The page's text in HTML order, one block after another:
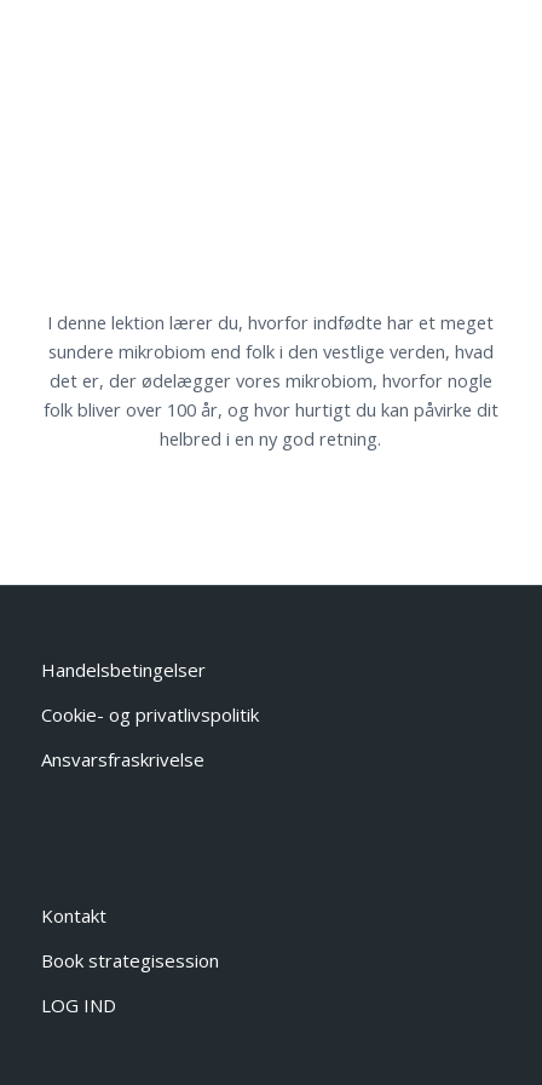
I denne lektion lærer du, hvorfor indfødte har et meget
sundere mikrobiom end folk i den vestlige verden, hvad
det er, der ødelægger vores mikrobiom, hvorfor nogle
folk bliver over 100 år, og hvor hurtigt du kan påvirke dit
helbred i en ny god retning.
Handelsbetingelser
Cookie- og privatlivspolitik
Ansvarsfraskrivelse
Kontakt
Book strategisession
LOG IND